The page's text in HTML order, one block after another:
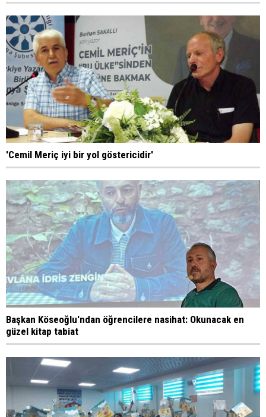
'Cemil Meriç iyi bir yol göstericidir'
Başkan Köseoğlu'ndan öğrencilere nasihat: Okunacak en
güzel kitap tabiat